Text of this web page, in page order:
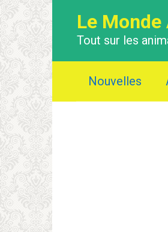
Le Monde
Tout sur les
Nouvelles